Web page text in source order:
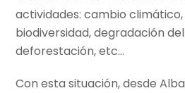
actividades: cambio
biodiversidad, degradación
deforestación, etc…
Con esta situación, desde